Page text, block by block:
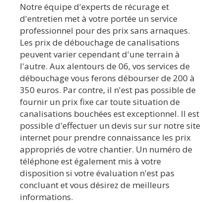
Notre équipe d'experts de récurage et
d'entretien met à votre portée un service
professionnel pour des prix sans arnaques.
Les prix de débouchage de canalisations
peuvent varier cependant d'une terrain à
l'autre. Aux alentours de 06, vos services de
débouchage vous ferons débourser de 200 à
350 euros. Par contre, il n'est pas possible de
fournir un prix fixe car toute situation de
canalisations bouchées est exceptionnel. Il est
possible d'effectuer un devis sur sur notre site
internet pour prendre connaissance les prix
appropriés de votre chantier. Un numéro de
téléphone est également mis à votre
disposition si votre évaluation n'est pas
concluant et vous désirez de meilleurs
informations.